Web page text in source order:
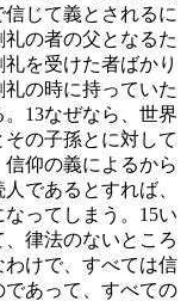
じて義とされるに
礼の者の父となるた
を受けた者ばかり
の時に持っていた
13なぜなら、世界
の子孫とに対して
仰の義によるから
であるとすれば、
ってしまう。 15い
律法のないところ
わけで、すべては信
あって、すべての